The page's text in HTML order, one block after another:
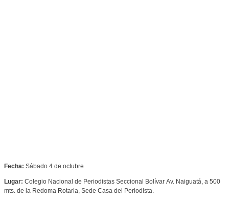
Fecha: Sábado 4 de octubre
Lugar: Colegio Nacional de Periodistas Seccional Bolívar Av. Naiguatá, a 500
mts. de la Redoma Rotaria, Sede Casa del Periodista.